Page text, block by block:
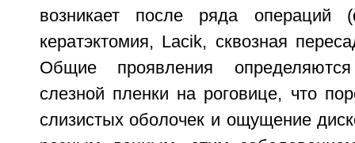
возникает после ряда операций
кератэктомия, Lacik, сквозная
Общие проявления определяются
слезной пленки на роговице, что
слизистых оболочек и ощущение